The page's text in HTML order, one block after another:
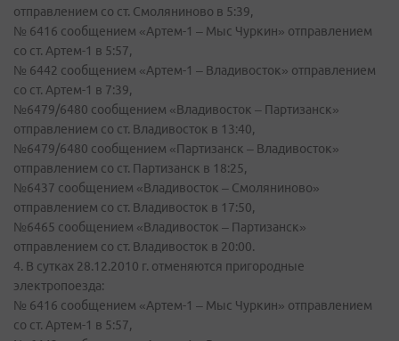
отправлением со ст. Смоляниново в 5:39,
№ 6416 сообщением «Артем-1 – Мыс Чуркин» отправлением
со ст. Артем-1 в 5:57,
№ 6442 сообщением «Артем-1 – Владивосток» отправлением
со ст. Артем-1 в 7:39,
№6479/6480 сообщением «Владивосток – Партизанск»
отправлением со ст. Владивосток в 13:40,
№6479/6480 сообщением «Партизанск – Владивосток»
отправлением со ст. Партизанск в 18:25,
№6437 сообщением «Владивосток – Смоляниново»
отправлением со ст. Владивосток в 17:50,
№6465 сообщением «Владивосток – Партизанск»
отправлением со ст. Владивосток в 20:00.
4. В сутках 28.12.2010 г. отменяются пригородные
электропоезда:
№ 6416 сообщением «Артем-1 – Мыс Чуркин» отправлением
со ст. Артем-1 в 5:57,